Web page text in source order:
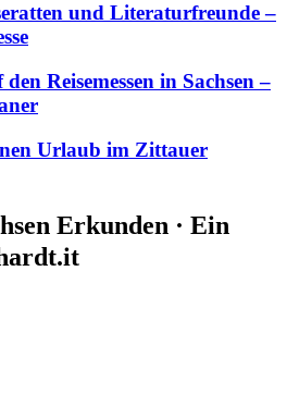
und Literaturfreunde –
Reisemessen in Sachsen –
Urlaub im Zittauer
Erkunden · Ein